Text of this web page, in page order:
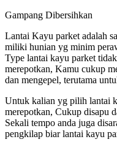
Gampang Dibersihkan
Lantai Kayu parket adalah
miliki hunian yg minim
Type lantai kayu parket
merepotkan, Kamu cukup
dan mengepel, terutama
Untuk kalian yg pilih lantai
merepotkan, Cukup disapu
Sekali tempo anda juga
pengkilap biar lantai kayu